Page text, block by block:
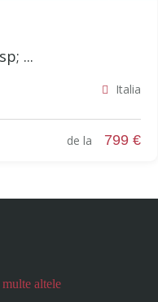
...
Italia
de la 799 €
altele